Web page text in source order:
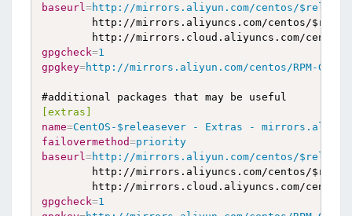
baseurl=http://mirrors.aliyun.com/centos/
http://mirrors.aliyuncs.com/centos/
gpgcheck=1
gpgkey=http://mirrors.aliyun.com/centos/RPM-GPG-
[extras]
name=CentOS-$releasever - Extras -
failovermethod=priority
baseurl=http://mirrors.aliyun.com/centos/
http://mirrors.aliyuncs.com/centos/
gpgcheck=1